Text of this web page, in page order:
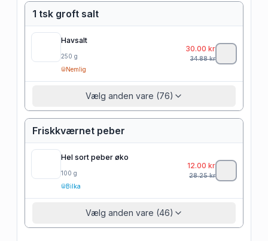
1 tsk groft salt
Havsalt
250 g
Nemlig
30.00 kr
34.88kr
Vælg anden vare (76)
Friskkværnet peber
Hel sort peber øko
100 g
Bilka
12.00 kr
28.25kr
Vælg anden vare (46)